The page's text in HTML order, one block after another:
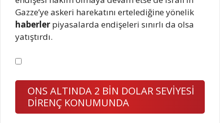
Gazze’ye askeri harekatını ertelediğine yönelik
haberler piyasalarda endişeleri sınırlı da olsa
yatıştırdı.
ONS ALTINDA 2 BİN DOLAR SEVİYESİ
DİRENÇ KONUMUNDA